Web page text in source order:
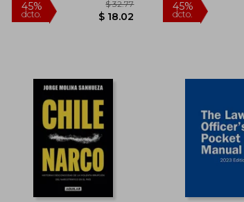
45%
dcto. dcto.